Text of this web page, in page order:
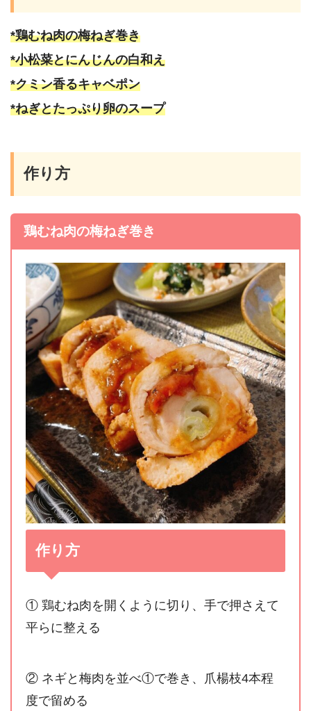
*鶏むね肉の梅ねぎ巻き
*小松菜とにんじんの白和え
*クミン香るキャベポン
*ねぎとたっぷり卵のスープ
作り方
鶏むね肉の梅ねぎ巻き
作り方
① 鶏むね肉を開くように切り、手で押さえて
平らに整える
② ネギと梅肉を並べ①で巻き、爪楊枝4本程
度で留める